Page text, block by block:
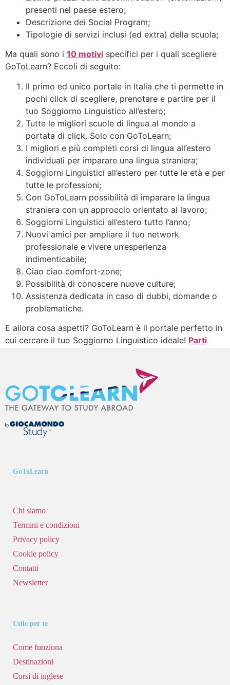
presenti nel paese estero;
Descrizione dei Social Program;
Tipologie di servizi inclusi (ed extra) della scuola;
Ma quali sono i 10 motivi specifici per i quali scegliere
GoToLearn? Eccoli di seguito:
Il primo ed unico portale in Italia che ti permette in
pochi click di scegliere, prenotare e partire per il
tuo Soggiorno Linguistico all’estero;
Tutte le migliori scuole di lingua al mondo a
portata di click. Solo con GoToLearn;
I migliori e più completi corsi di lingua all’estero
individuali per imparare una lingua straniera;
Soggiorni Linguistici all’estero per tutte le età e per
tutte le professioni;
Con GoToLearn possibilità di imparare la lingua
straniera con un approccio orientato al lavoro;
Soggiorni Linguistici all’estero tutto l’anno;
Nuovi amici per ampliare il tuo network
professionale e vivere un’esperienza
indimenticabile;
Ciao ciao comfort-zone;
Possibilità di conoscere nuove culture;
Assistenza dedicata in caso di dubbi, domande o
problematiche.
E allora cosa aspetti? GoToLearn è il portale perfetto in
cui cercare il tuo Soggiorno Linguistico ideale! Parti
Soggiorni Linguistici all'estero
GoToLearn
Chi siamo
Termini e condizioni
Privacy policy
Cookie policy
Contatti
Newsletter
Utile per te
Come funziona
Destinazioni
Corsi di inglese